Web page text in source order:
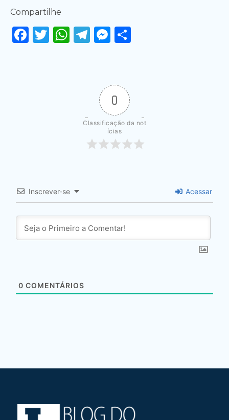
Compartilhe
Facebook
Twitter
WhatsApp
Telegram
Messenger
0
Classificação da not
ícias
Inscrever-se Acessar
0 COMENTÁRIOS